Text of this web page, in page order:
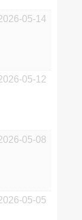
05-14
05-12
05-08
05-05